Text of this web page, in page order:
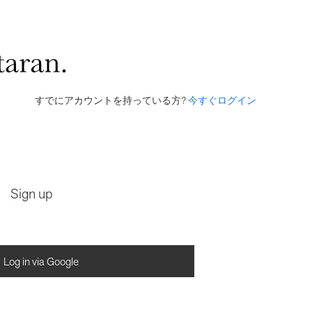
すでにアカウントを持っている方?今すぐログイン
Sign up
Log in via Google